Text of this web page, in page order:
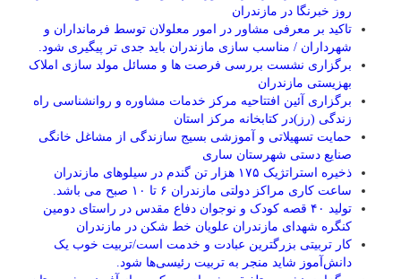
روز خبرنگا در مازندران
تاکید بر معرفی مشاور در امور معلولان توسط فرمانداران و
شهرداران / مناسب سازی مازندران باید جدی تر پیگیری شود.
برگزاری نشست بررسی فرصت ها و مسائل مولد سازی املاک
بهزیستی مازندران
برگزاری آئین افتتاحیه مرکز خدمات مشاوره و روانشناسی راه
زندگی (رز)در کتابخانه مرکز استان
حمایت تسهیلاتی و آموزشی بسیج سازندگی از مشاغل خانگی
صنایع دستی شهرستان ساری
ذخیره استراتژیک ۱۷۵ هزار تن گندم در سیلوهای مازندران
ساعت کاری مراکز دولتی مازندران ۶ تا ۱۰ صبح می باشد.
تولید ۴۰ قصه کودک و نوجوان دفاع مقدس در راستای دومین
کنگره شهدای مازندران علویان خط شکن در مازندران
کار تربیتی بزرگترین عبادت و خدمت است/تربیت خوب یک
دانش‌آموز شاید منجر به تربیت رئیسی‌ها شود.